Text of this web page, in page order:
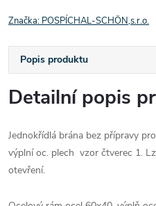
Značka: POSPÍCHAL-SCHÖN,s.r.o.
Popis produktu
Detailní popis
Jednokřídlá brána bez přípravy
výplní oc. plech vzor čtverec 1.
otevření.